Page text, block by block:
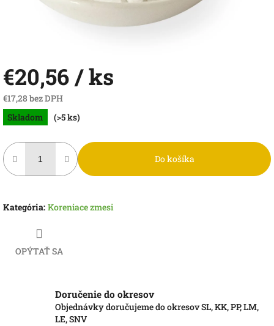
€20,56 / ks
€17,28 bez DPH
Jednotková
cena:
Skladom (>5 ks)
Do košíka
Kategória: Koreniace zmesi
OPÝTAŤ SA
Doručenie do okresov
Objednávky doručujeme do okresov SL, KK, PP, LM,
LE, SNV